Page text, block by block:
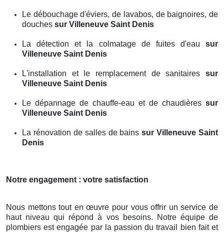
Le débouchage d'éviers, de lavabos, de baignoires, de
douches sur Villeneuve Saint Denis
La détection et la colmatage de fuites d'eau sur
Villeneuve Saint Denis
L'installation et le remplacement de sanitaires sur
Villeneuve Saint Denis
Le dépannage de chauffe-eau et de chaudières sur
Villeneuve Saint Denis
La rénovation de salles de bainssur Villeneuve Saint
Denis
Notre engagement : votre satisfaction
Nous mettons tout en œuvre pour vous offrir un service de
haut niveau qui répond à vos besoins. Notre équipe de
plombiers est engagée par la passion du travail bien fait et